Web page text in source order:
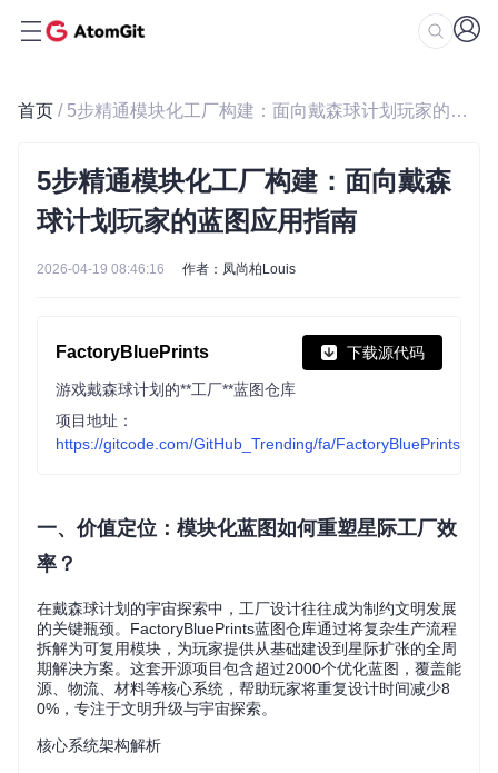
首页 / 5步精通模块化工厂构建：面向戴森球计划玩家的蓝图应用指南
5步精通模块化工厂构建：面向戴森
球计划玩家的蓝图应用指南
2026-04-19 08:46:16 作者：凤尚柏Louis
FactoryBluePrints 下载源代码
游戏戴森球计划的**工厂**蓝图仓库
项目地址：
https://gitcode.com/GitHub_Trending/fa/FactoryBluePrints
一、价值定位：模块化蓝图如何重塑星际工厂效
率？
在戴森球计划的宇宙探索中，工厂设计往往成为制约文明发展
的关键瓶颈。FactoryBluePrints蓝图仓库通过将复杂生产流程
拆解为可复用模块，为玩家提供从基础建设到星际扩张的全周
期解决方案。这套开源项目包含超过2000个优化蓝图，覆盖能
源、物流、材料等核心系统，帮助玩家将重复设计时间减少8
0%，专注于文明升级与宇宙探索。
核心系统架构解析